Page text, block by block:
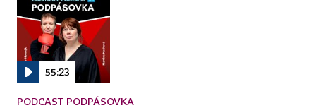
55:23
PODCAST PODPÁSOVKA